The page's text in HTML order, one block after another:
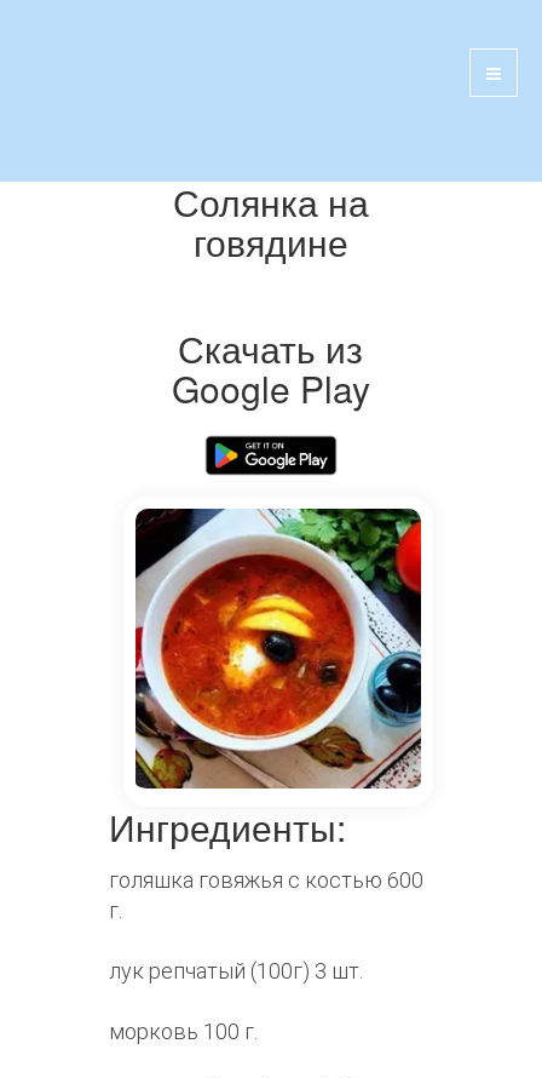
Солянка на
говядине
Скачать из
Google Play
Ингредиенты:
голяшка говяжья с костью 600
г.
лук репчатый (100г) 3 шт.
морковь 100 г.